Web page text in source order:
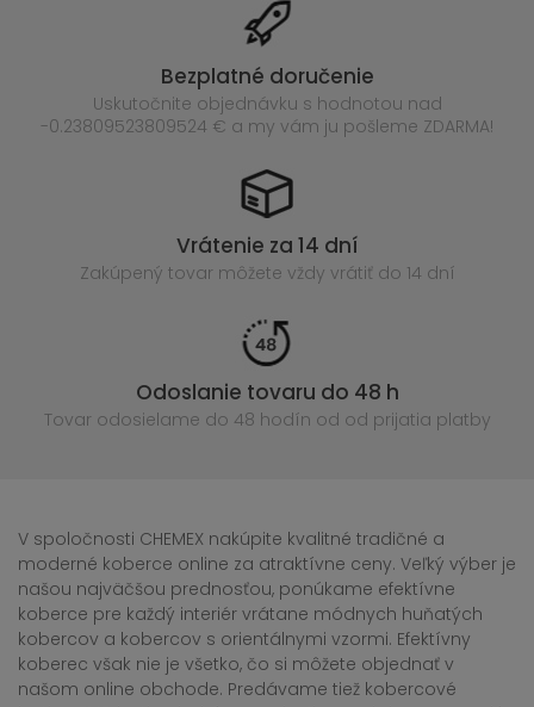
Bezplatné doručenie
Uskutočnite objednávku s hodnotou nad
-0.23809523809524 € a my vám ju pošleme ZDARMA!
Vrátenie za 14 dní
Zakúpený tovar môžete vždy vrátiť do 14 dní
Odoslanie tovaru do 48 h
Tovar odosielame do 48 hodín od od prijatia platby
V spoločnosti CHEMEX nakúpite kvalitné tradičné a
moderné koberce online za atraktívne ceny. Veľký výber je
našou najväčšou prednosťou, ponúkame efektívne
koberce pre každý interiér vrátane módnych huňatých
kobercov a kobercov s orientálnymi vzormi. Efektívny
koberec však nie je všetko, čo si môžete objednať v
našom online obchode. Predávame tiež kobercové